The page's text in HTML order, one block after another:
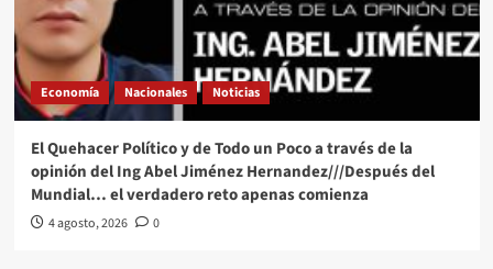
Economía Nacionales Noticias
El Quehacer Político y de Todo un Poco a través de la
opinión del Ing Abel Jiménez Hernandez///Después del
Mundial… el verdadero reto apenas comienza
4 agosto, 2026 0